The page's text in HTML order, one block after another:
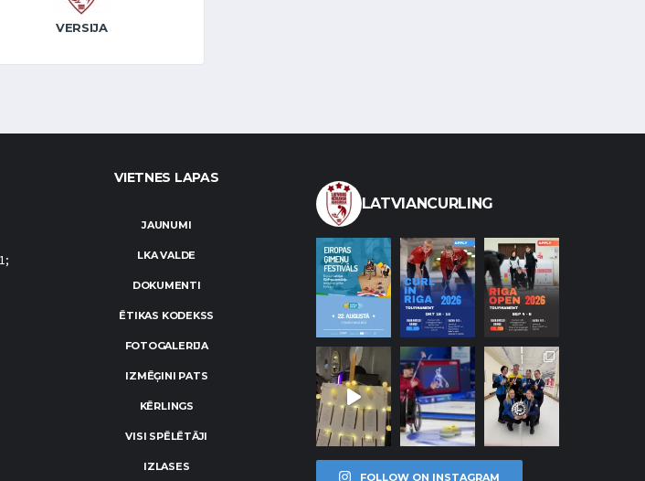
VERSIJA
VIETNES LAPAS
JAUNUMI
LKA VALDE
DOKUMENTI
ĒTIKAS KODEKSS
FOTOGALERIJA
IZMĒĢINI PATS
KĒRLINGS
VISI SPĒLĒTĀJI
IZLASES
LATVIANCURLING
FOLLOW ON INSTAGRAM